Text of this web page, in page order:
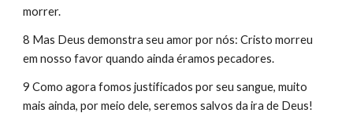
morrer.
8 Mas Deus demonstra seu amor por nós: Cristo morreu
em nosso favor quando ainda éramos pecadores.
9 Como agora fomos justificados por seu sangue, muito
mais ainda, por meio dele, seremos salvos da ira de Deus!